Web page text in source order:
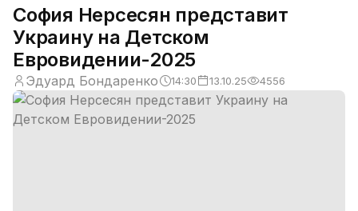
София Нерсесян представит
Украину на Детском
Евровидении-2025
Эдуард Бондаренко 14:30 13.10.25 4556